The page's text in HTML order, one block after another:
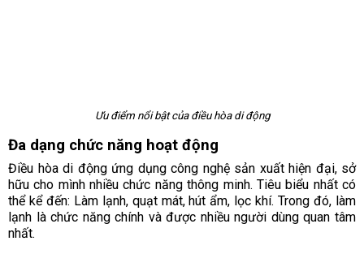
Ưu điểm nổi bật của điều hòa di động
Đa dạng chức năng hoạt động
Điều hòa di động ứng dụng công nghệ sản xuất hiện đại, sở
hữu cho mình nhiều chức năng thông minh. Tiêu biểu nhất có
thể kể đến: Làm lạnh, quạt mát, hút ẩm, lọc khí. Trong đó, làm
lạnh là chức năng chính và được nhiều người dùng quan tâm
nhất.